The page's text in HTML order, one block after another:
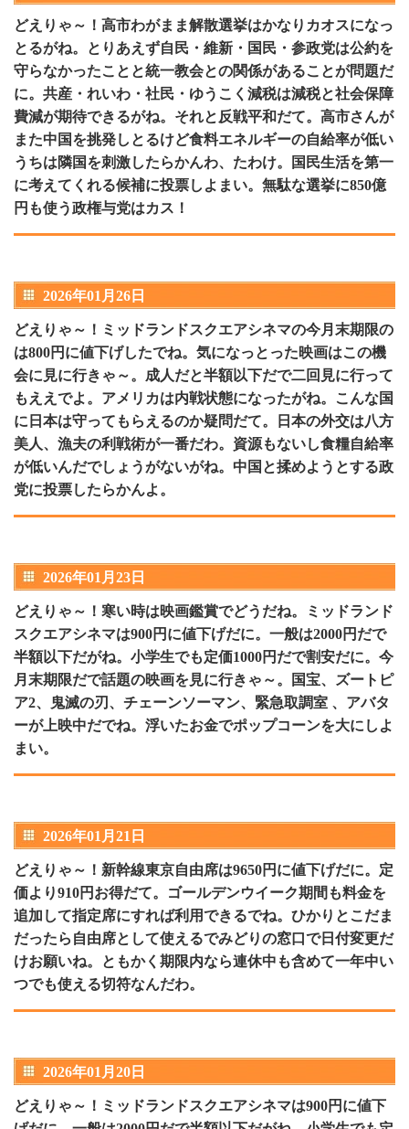
どえりゃ～！高市わがまま解散選挙はかなりカオスになっ
とるがね。とりあえず自民・維新・国民・参政党は公約を
守らなかったことと統一教会との関係があることが問題だ
に。共産・れいわ・社民・ゆうこく減税は減税と社会保障
費減が期待できるがね。それと反戦平和だて。高市さんが
また中国を挑発しとるけど食料エネルギーの自給率が低い
うちは隣国を刺激したらかんわ、たわけ。国民生活を第一
に考えてくれる候補に投票しよまい。無駄な選挙に850億
円も使う政権与党はカス！
2026年01月26日
どえりゃ～！ミッドランドスクエアシネマの今月末期限の
は800円に値下げしたでね。気になっとった映画はこの機
会に見に行きゃ～。成人だと半額以下だで二回見に行って
もええでよ。アメリカは内戦状態になったがね。こんな国
に日本は守ってもらえるのか疑問だて。日本の外交は八方
美人、漁夫の利戦術が一番だわ。資源もないし食糧自給率
が低いんだでしょうがないがね。中国と揉めようとする政
党に投票したらかんよ。
2026年01月23日
どえりゃ～！寒い時は映画鑑賞でどうだね。ミッドランド
スクエアシネマは900円に値下げだに。一般は2000円だで
半額以下だがね。小学生でも定価1000円だで割安だに。今
月末期限だで話題の映画を見に行きゃ～。国宝、ズートピ
ア2、鬼滅の刃、チェーンソーマン、緊急取調室 、アバタ
ーが上映中だでね。浮いたお金でポップコーンを大にしよ
まい。
2026年01月21日
どえりゃ～！新幹線東京自由席は9650円に値下げだに。定
価より910円お得だて。ゴールデンウイーク期間も料金を
追加して指定席にすれば利用できるでね。ひかりとこだま
だったら自由席として使えるでみどりの窓口で日付変更だ
けお願いね。ともかく期限内なら連休中も含めて一年中い
つでも使える切符なんだわ。
2026年01月20日
どえりゃ～！ミッドランドスクエアシネマは900円に値下